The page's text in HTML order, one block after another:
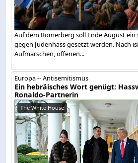
Auf dem Römerberg soll Ende August ein
gegen Judenhass gesetzt werden. Nach
Aufmärschen, offenen...
Europa -- Antisemitismus
Ein hebräisches Wort genügt:
Ronaldo-Partnerin
The White House